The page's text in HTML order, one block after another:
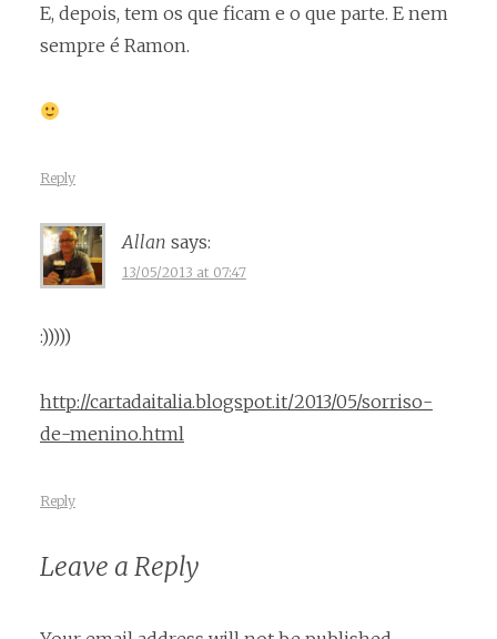
E, depois, tem os que ficam e o que parte. E nem
sempre é Ramon.
Reply
Allan says:
13/05/2013 at 07:47
:)))))
http://cartadaitalia.blogspot.it/2013/05/sorriso-
de-menino.html
Reply
Leave a Reply